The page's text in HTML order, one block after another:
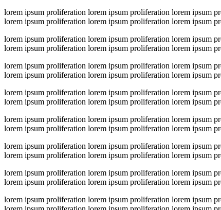
lorem ipsum proliferation lorem ipsum proliferation lorem ipsum
lorem ipsum proliferation lorem ipsum proliferation lorem ipsum
lorem ipsum proliferation lorem ipsum proliferation lorem ipsum
lorem ipsum proliferation lorem ipsum proliferation lorem ipsum
lorem ipsum proliferation lorem ipsum proliferation lorem ipsum
lorem ipsum proliferation lorem ipsum proliferation lorem ipsum
lorem ipsum proliferation lorem ipsum proliferation lorem ipsum
lorem ipsum proliferation lorem ipsum proliferation lorem ipsum
lorem ipsum proliferation lorem ipsum proliferation lorem ipsum
lorem ipsum proliferation lorem ipsum proliferation lorem ipsum
lorem ipsum proliferation lorem ipsum proliferation lorem ipsum
lorem ipsum proliferation lorem ipsum proliferation lorem ipsum
lorem ipsum proliferation lorem ipsum proliferation lorem ipsum
lorem ipsum proliferation lorem ipsum proliferation lorem ipsum
lorem ipsum proliferation lorem ipsum proliferation lorem ipsum